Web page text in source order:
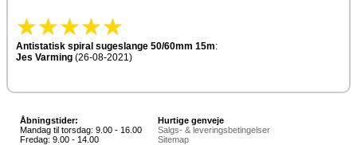
Antistatisk spiral sugeslange 50/60mm 15m:
Jes Varming (26-08-2021)
Åbningstider:
Mandag til torsdag: 9.00 - 16.00
Fredag: 9.00 - 14.00
Hurtige genveje
Salgs- & leveringsbetingelser
Sitemap